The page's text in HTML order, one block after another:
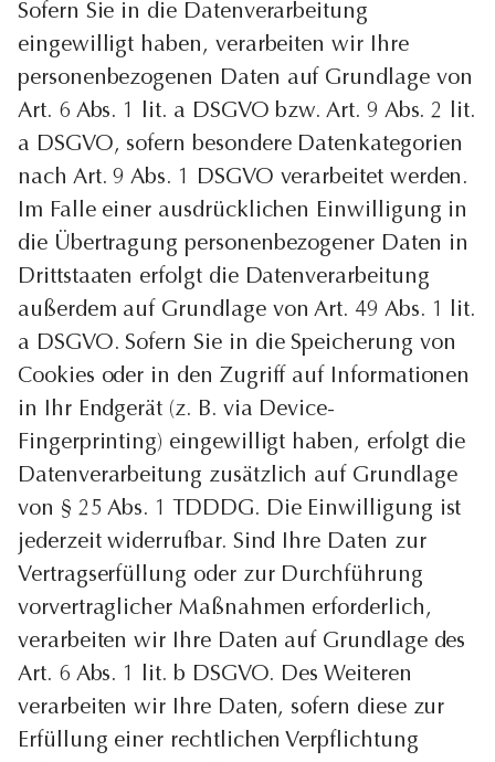
Sofern Sie in die Datenverarbeitung
eingewilligt haben, verarbeiten wir Ihre
personenbezogenen Daten auf Grundlage von
Art. 6 Abs. 1 lit. a DSGVO bzw. Art. 9 Abs. 2 lit.
a DSGVO, sofern besondere Datenkategorien
nach Art. 9 Abs. 1 DSGVO verarbeitet werden.
Im Falle einer ausdrücklichen Einwilligung in
die Übertragung personenbezogener Daten in
Drittstaaten erfolgt die Datenverarbeitung
außerdem auf Grundlage von Art. 49 Abs. 1 lit.
a DSGVO. Sofern Sie in die Speicherung von
Cookies oder in den Zugriff auf Informationen
in Ihr Endgerät (z. B. via Device-
Fingerprinting) eingewilligt haben, erfolgt die
Datenverarbeitung zusätzlich auf Grundlage
von § 25 Abs. 1 TDDDG. Die Einwilligung ist
jederzeit widerrufbar. Sind Ihre Daten zur
Vertragserfüllung oder zur Durchführung
vorvertraglicher Maßnahmen erforderlich,
verarbeiten wir Ihre Daten auf Grundlage des
Art. 6 Abs. 1 lit. b DSGVO. Des Weiteren
verarbeiten wir Ihre Daten, sofern diese zur
Erfüllung einer rechtlichen Verpflichtung